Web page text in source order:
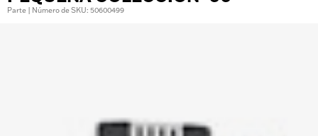
Parte | Número de SKU: 50600499